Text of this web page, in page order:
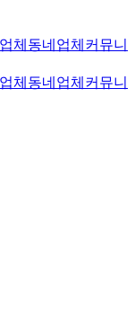
체 동네업체 커뮤니
체 동네업체 커뮤니